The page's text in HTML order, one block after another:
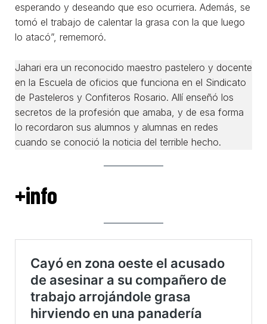
esperando y deseando que eso ocurriera. Además, se
tomó el trabajo de calentar la grasa con la que luego
lo atacó”, rememoró.
Jahari era un reconocido maestro pastelero y docente
en la Escuela de oficios que funciona en el Sindicato
de Pasteleros y Confiteros Rosario. Allí enseñó los
secretos de la profesión que amaba, y de esa forma
lo recordaron sus alumnos y alumnas en redes
cuando se conoció la noticia del terrible hecho.
+info